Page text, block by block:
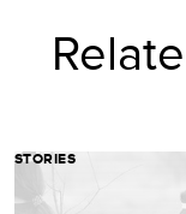
STORIES